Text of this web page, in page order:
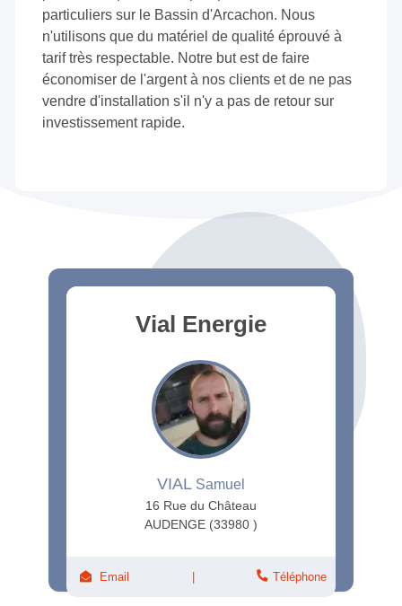
particuliers sur le Bassin d'Arcachon. Nous
n'utilisons que du matériel de qualité éprouvé à
tarif très respectable. Notre but est de faire
économiser de l'argent à nos clients et de ne pas
vendre d'installation s'il n'y a pas de retour sur
investissement rapide.
Vial Energie
VIAL Samuel
16 Rue du Château
AUDENGE (33980 )
Email Téléphone